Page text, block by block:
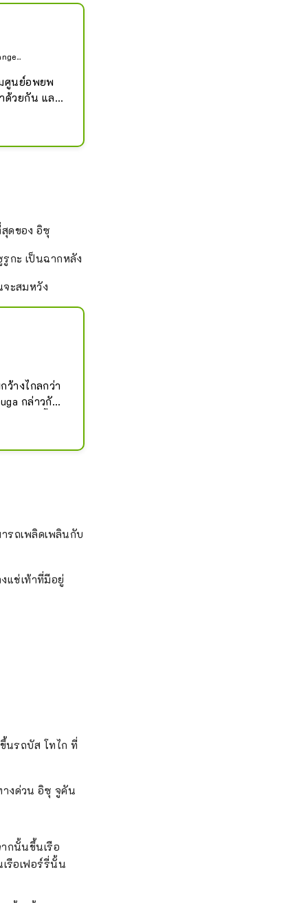
ศูนย์อพยพ
ด้วยกัน และ
ซนสีส้มแห่ง
รสวด
นคุ้นเคย
ดของ อิซุ
กะ เป็นฉากหลัง
ะสมหวัง
างไกลกว่า
กล่าวกัน
รถเพลิดเพลินกับ
แช่เท้าที่มีอยู่
นรถบัส โทไก ที่
งด่วน อิซุ จูคัน
กนั้นขึ้นเรือ
รือเฟอร์รี่นั้น